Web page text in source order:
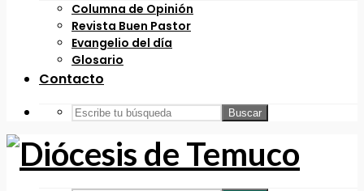
Columna de Opinión
Revista Buen Pastor
Evangelio del día
Glosario
Contacto
Buscar